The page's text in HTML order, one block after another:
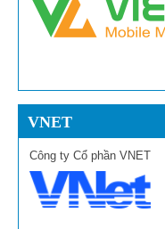
VNET
Công ty Cổ phần VNET